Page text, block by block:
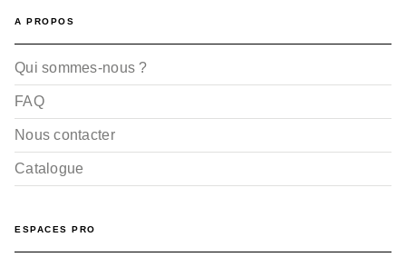
A PROPOS
Qui sommes-nous ?
FAQ
Nous contacter
Catalogue
ESPACES PRO